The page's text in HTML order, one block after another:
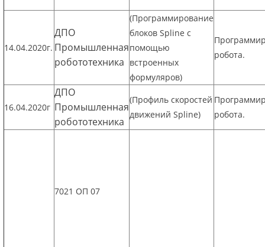
14.04.2020г.
ДПО
Промышленная
робототехника
(Программирование
блоков Spline с
помощью
встроенных
формуляров)
робота.
16.04.2020г
ДПО
Промышленная
робототехника
(Профиль скоростей
движений Spline)
робота.
7021 ОП 07